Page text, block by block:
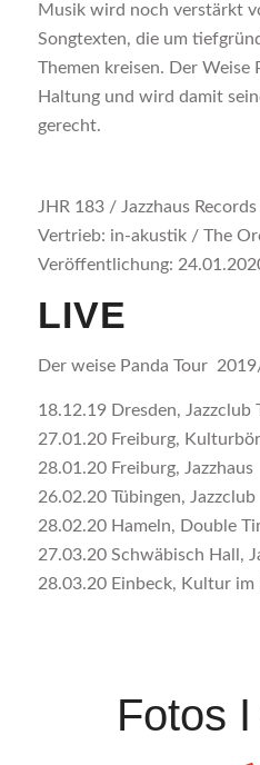
Musik wird noch verstärkt
Songtexten, die um
Themen kreisen. Der Weise
Haltung und wird damit
gerecht.
JHR 183 / Jazzhaus
Vertrieb: in-akustik / The
Veröffentlichung:
LIVE
Der weise Panda Tour
18.12.19 Dresden, Jazzclub
27.01.20 Freiburg,
28.01.20 Freiburg, Jazzhaus
26.02.20 Tübingen, Jazzclub
28.02.20 Hameln, Double
27.03.20 Schwäbisch Hall,
28.03.20 Einbeck, Kultur im
Fotos